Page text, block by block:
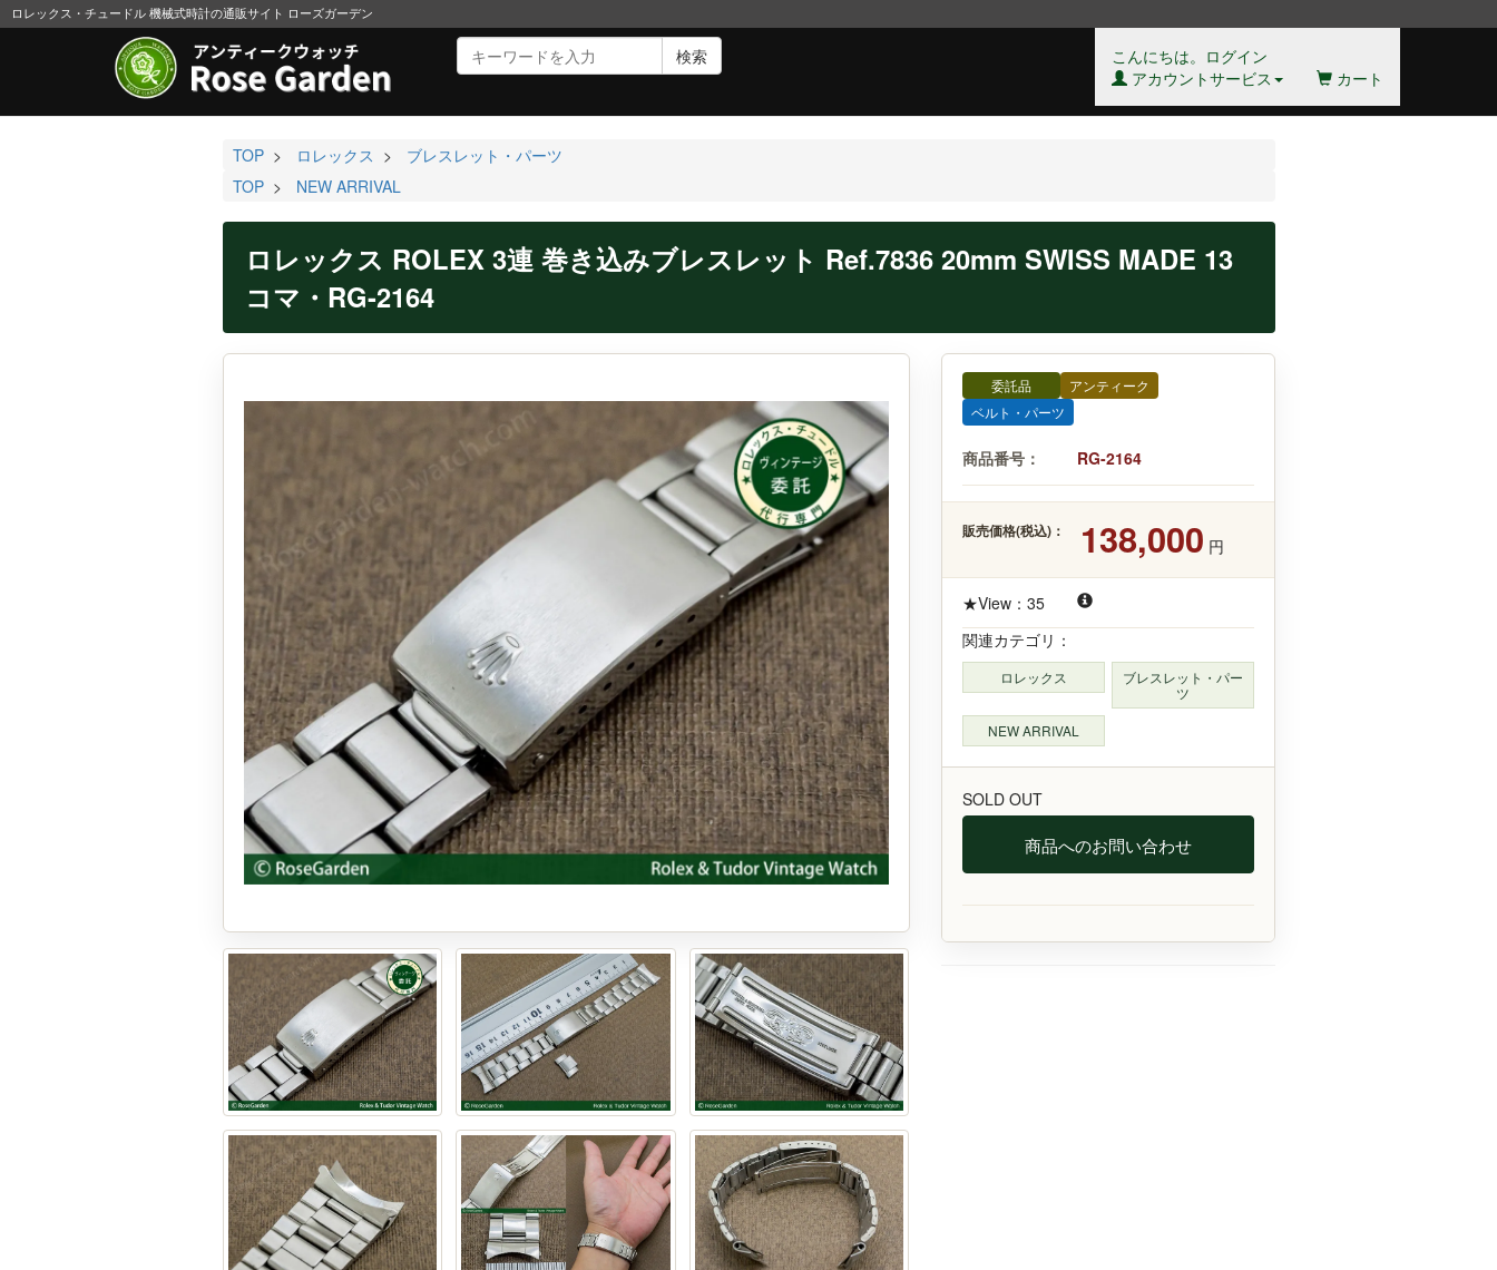
ロレックス・チュードル 機械式時計の通販サイト ローズガーデン
検索
こんにちは。ログイン
アカウントサービス
カート
TOP > ロレックス >
ブレスレット・パーツ
TOP > NEW ARRIVAL
ロレックス ROLEX 3連 巻き込みブレスレット Ref.7836 20mm SWISS MADE 13
コマ・RG-2164
委託品
アンティーク
ベルト・パーツ
商品番号： RG-2164
販売価格(税込)： 138,000 円
★View：35
関連カテゴリ：
ロレックス
ブレスレット・パー
ツ
NEW ARRIVAL
SOLD OUT
商品へのお問い合わせ